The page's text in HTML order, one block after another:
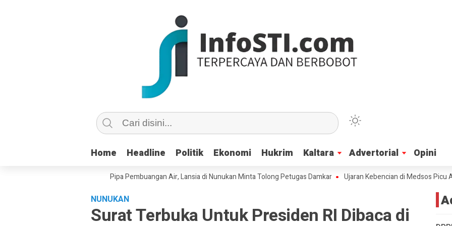
Home Headline Politik Ekonomi Hukrim Kaltara Advertorial Opini
Home Headline Politik Ekonomi Hukrim Kaltara Advertorial Opini
dan Masuk Saluran Pipa Pembuangan Air, Lansia di Nunukan Minta Tolong Petugas Damkar Ujaran Kebencian di Medsos Picu Amarah
NUNUKAN
Surat Terbuka Untuk Presiden RI Dibaca di